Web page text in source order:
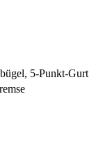
5-Punkt-Gurt